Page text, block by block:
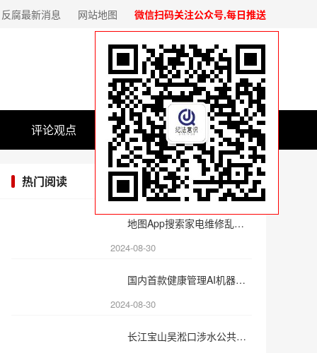
反腐最新消息 网站地图 微信扫码关注公众号,每日推送
评论观点 基层党建
热门阅读
地图App搜索家电维修乱象丛生
2024-08-30
国内首款健康管理AI机器人上
2024-08-30
长江宝山吴淞口涉水公共安全